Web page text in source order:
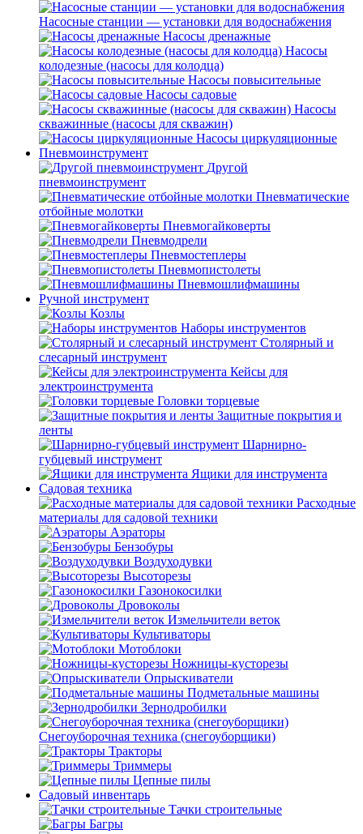
Насосные станции — установки для водоснабжения
Насосы дренажные
Насосы
колодезные (насосы для колодца)
Насосы повысительные
Насосы садовые
Насосы
скважинные (насосы для скважин)
Насосы циркуляционные
Пневмоинструмент
Другой
пневмоинструмент
Пневматические
отбойные молотки
Пневмогайковерты
Пневмодрели
Пневмостеплеры
Пневмопистолеты
Пневмошлифмашины
Ручной инструмент
Козлы
Наборы инструментов
Столярный и
слесарный инструмент
Кейсы для
электроинструмента
Головки торцевые
Защитные покрытия и
ленты
Шарнирно-
губцевый инструмент
Ящики для инструмента
Садовая техника
Расходные
материалы для садовой техники
Аэраторы
Бензобуры
Воздуходувки
Высоторезы
Газонокосилки
Дровоколы
Измельчители веток
Культиваторы
Мотоблоки
Ножницы-кусторезы
Опрыскиватели
Подметальные машины
Зернодробилки
Снегоуборочная техника (снегоуборщики)
Тракторы
Триммеры
Цепные пилы
Садовый инвентарь
Тачки строительные
Багры